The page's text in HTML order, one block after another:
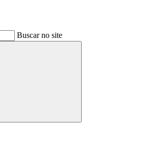
Buscar no site
Buscar